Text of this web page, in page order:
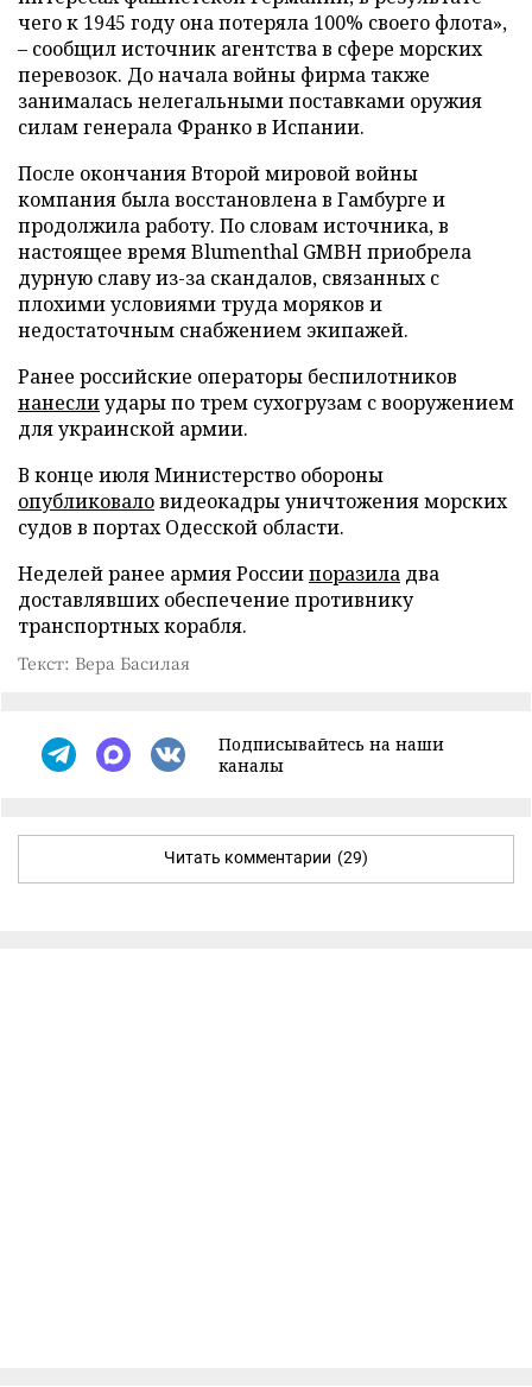
чего к 1945 году она потеряла 100% своего флота»,
– сообщил источник агентства в сфере морских
перевозок. До начала войны фирма также
занималась нелегальными поставками оружия
силам генерала Франко в Испании.
После окончания Второй мировой войны
компания была восстановлена в Гамбурге и
продолжила работу. По словам источника, в
настоящее время Blumenthal GMBH приобрела
дурную славу из-за скандалов, связанных с
плохими условиями труда моряков и
недостаточным снабжением экипажей.
Ранее российские операторы беспилотников
нанеслиудары по трем сухогрузам с вооружением
для украинской армии.
В конце июля Министерство обороны
опубликоваловидеокадры уничтожения морских
судов в портах Одесской области.
Неделей ранее армия Россиипоразила два
доставлявших обеспечение противнику
транспортных корабля.
Текст: Вера Басилая
Подписывайтесь на наши
каналы
Читать комментарии (29)